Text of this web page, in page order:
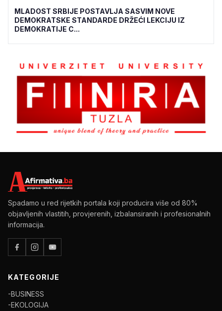
MLADOST SRBIJE POSTAVLJA SASVIM NOVE
DEMOKRATSKE STANDARDE DRŽEĆI LEKCIJU IZ
DEMOKRATIJE C...
Spadamo u red rijetkih portala koji producira više od 80%
objavljenih vlastitih, provjerenih, izbalansiranih i profesionalnih
informacija.
KATEGORIJE
-BUSINESS
-EKOLOGIJA